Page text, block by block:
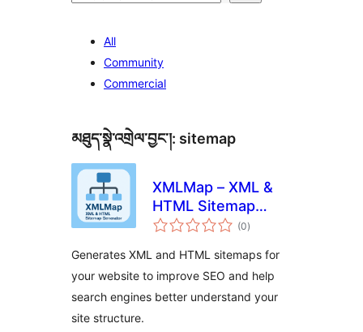
All
Community
Commercial
མཐུད་སྣེ་འགྲེལ་བྱང་།: sitemap
XMLMap – XML &
HTML Sitemap
Generator
(0གདེང་
འཇོག་
ཚང་།
)
Generates XML and HTML sitemaps for
your website to improve SEO and help
search engines better understand your
site structure.